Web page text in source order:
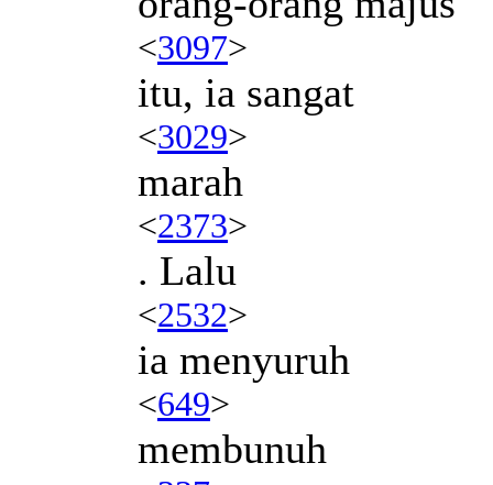
<3097>
itu, ia sangat
<3029>
marah
<2373>
. Lalu
<2532>
ia menyuruh
<649>
membunuh